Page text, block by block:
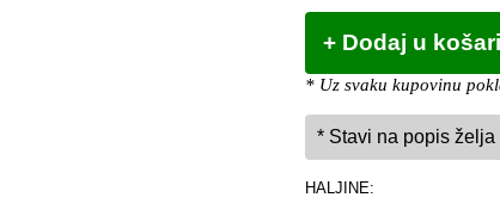
* Uz svaku kupovinu
HALJINE: